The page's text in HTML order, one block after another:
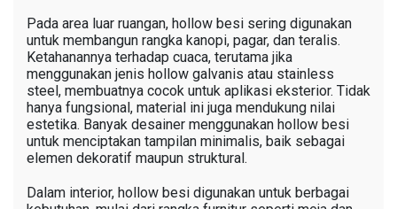
Pada area luar ruangan, hollow besi sering digunakan
untuk membangun rangka kanopi, pagar, dan teralis.
Ketahanannya terhadap cuaca, terutama jika
menggunakan jenis hollow galvanis atau stainless
steel, membuatnya cocok untuk aplikasi eksterior. Tidak
hanya fungsional, material ini juga mendukung nilai
estetika. Banyak desainer menggunakan hollow besi
untuk menciptakan tampilan minimalis, baik sebagai
elemen dekoratif maupun struktural.
Dalam interior, hollow besi digunakan untuk berbagai